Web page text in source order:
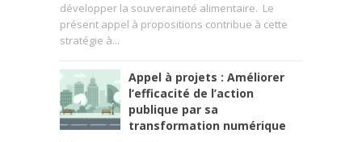
développer la souveraineté alimentaire. Le
présent appel à propositions contribue à cette
stratégie à...
Appel à projets : Améliorer
l’efficacité de l’action
publique par sa
transformation numérique